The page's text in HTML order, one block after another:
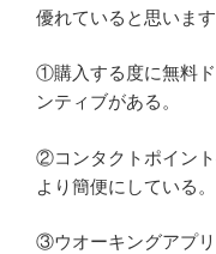
優れていると思います
①購入する度に無料
ンティブがある。
②コンタクトポイン
より簡便にしている。
③ウオーキングアプ